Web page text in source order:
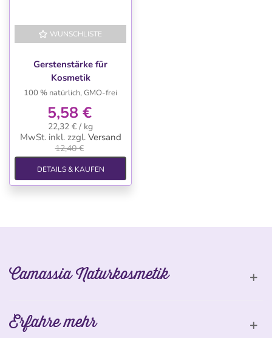
WUNSCHLISTE
Gerstenstärke für
Kosmetik
100 % natürlich, GMO-frei
5,58 €
22,32 € / kg
MwSt. inkl. zzgl. Versand
12,40 €
DETAILS & KAUFEN
Camassia Naturkosmetik
Erfahre mehr